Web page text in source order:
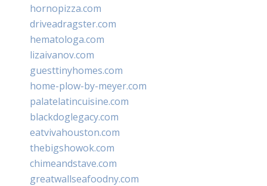
hornopizza.com
driveadragster.com
hematologa.com
lizaivanov.com
guesttinyhomes.com
home-plow-by-meyer.com
palatelatincuisine.com
blackdoglegacy.com
eatvivahouston.com
thebigshowok.com
chimeandstave.com
greatwallseafoodny.com